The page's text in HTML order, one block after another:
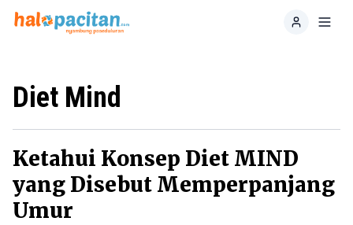
Home
Diet Mind
Ketahui Konsep Diet MIND
yang Disebut Memperpanjang
Umur